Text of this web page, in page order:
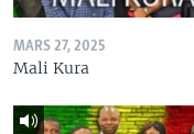
MARS 27, 2025
Mali Kura